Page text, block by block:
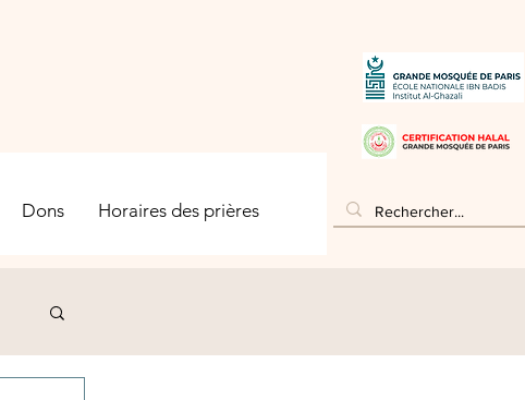
Dons Horaires des prières